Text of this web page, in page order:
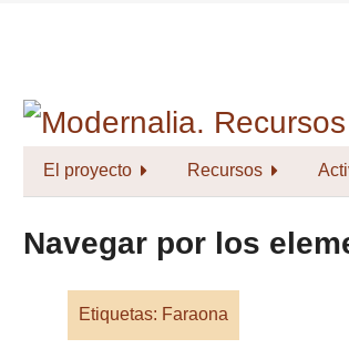
El proyecto Recursos
Navegar por los
Etiquetas: Faraona